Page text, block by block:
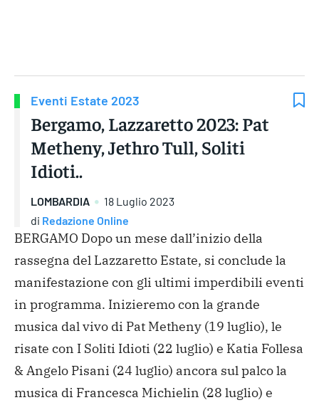
Eventi Estate 2023
Bergamo, Lazzaretto 2023: Pat
Metheny, Jethro Tull, Soliti
Idioti..
LOMBARDIA
18 Luglio 2023
di Redazione Online
BERGAMO Dopo un mese dall’inizio della
rassegna del Lazzaretto Estate, si conclude la
manifestazione con gli ultimi imperdibili eventi
in programma. Inizieremo con la grande
musica dal vivo di Pat Metheny (19 luglio), le
risate con I Soliti Idioti (22 luglio) e Katia Follesa
& Angelo Pisani (24 luglio) ancora sul palco la
musica di Francesca Michielin (28 luglio) e